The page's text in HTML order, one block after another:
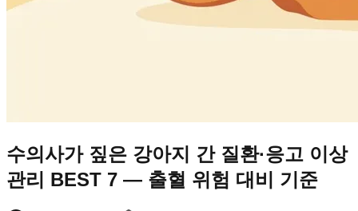
수의사가 짚은 강아지 간 질환·응고 이상
관리 BEST 7 — 출혈 위험 대비 기준